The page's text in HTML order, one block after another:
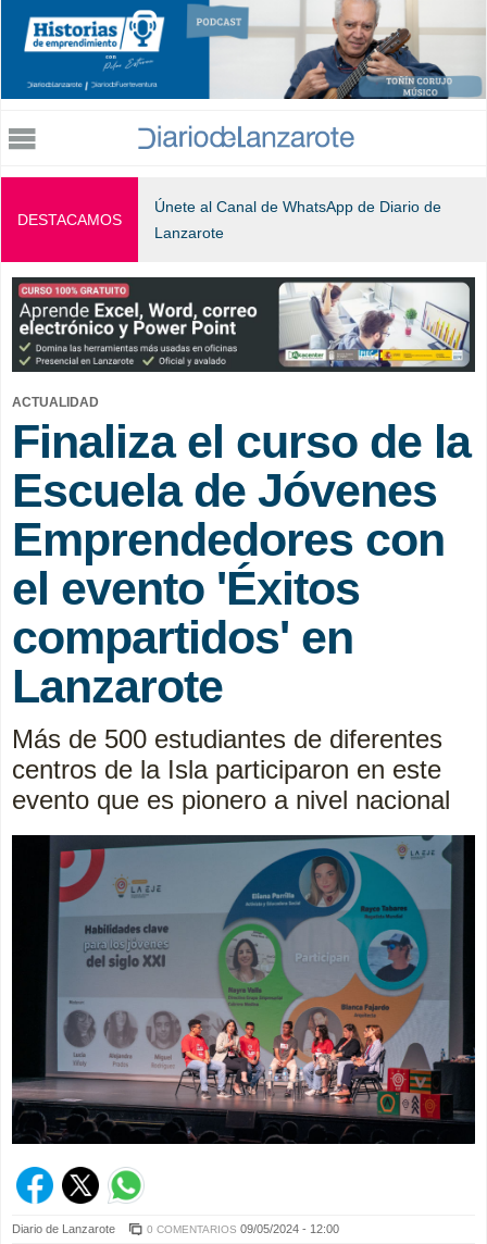
Jump to navigation
DESTACAMOS
Únete al Canal de WhatsApp de Diario de
Lanzarote
ACTUALIDAD
Finaliza el curso de la
Escuela de Jóvenes
Emprendedores con
el evento 'Éxitos
compartidos' en
Lanzarote
Más de 500 estudiantes de diferentes
centros de la Isla participaron en este
evento que es pionero a nivel nacional
Diario de Lanzarote 0 COMENTARIOS 09/05/2024 - 12:00